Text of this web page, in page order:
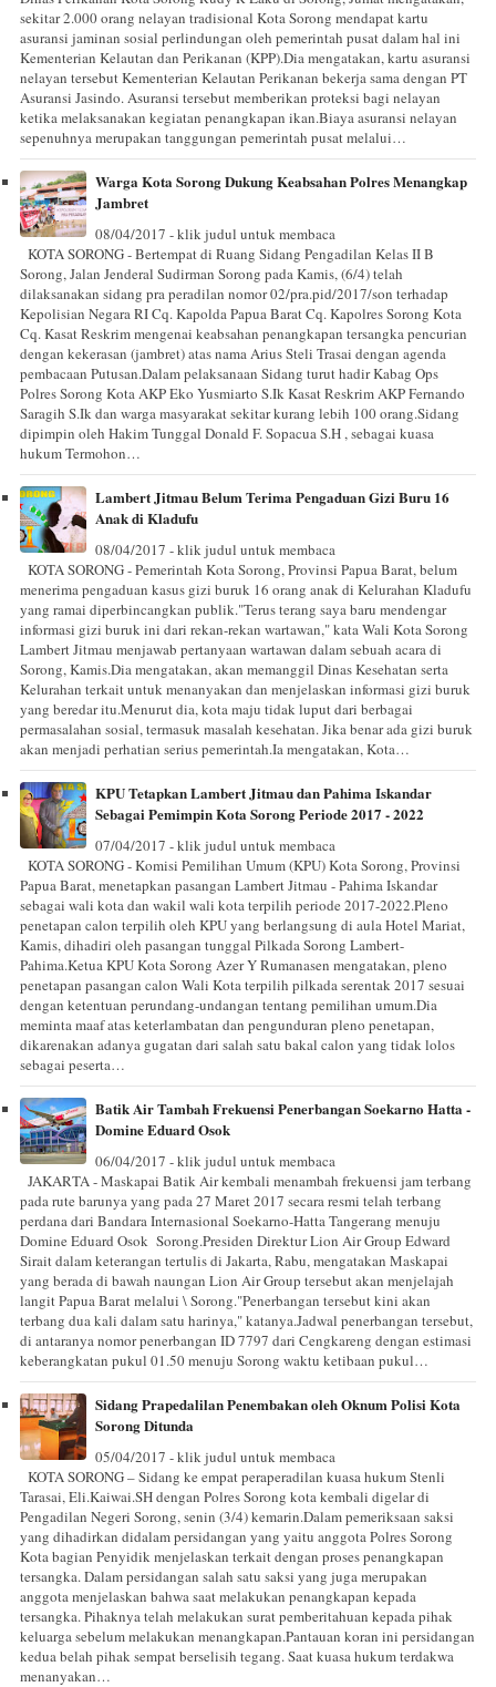
sekitar 2.000 orang nelayan tradisional Kota Sorong mendapat kartu
asuransi jaminan sosial perlindungan oleh pemerintah pusat dalam hal ini
Kementerian Kelautan dan Perikanan (KPP).Dia mengatakan, kartu asuransi
nelayan tersebut Kementerian Kelautan Perikanan bekerja sama dengan PT
Asuransi Jasindo. Asuransi tersebut memberikan proteksi bagi nelayan
ketika melaksanakan kegiatan penangkapan ikan.Biaya asuransi nelayan
sepenuhnya merupakan tanggungan pemerintah pusat melalui…
Warga Kota Sorong Dukung Keabsahan Polres Menangkap
Jambret
08/04/2017 - klik judul untuk membaca
KOTA SORONG - Bertempat di Ruang Sidang Pengadilan Kelas II B
Sorong, Jalan Jenderal Sudirman Sorong pada Kamis, (6/4) telah
dilaksanakan sidang pra peradilan nomor 02/pra.pid/2017/son terhadap
Kepolisian Negara RI Cq. Kapolda Papua Barat Cq. Kapolres Sorong Kota
Cq. Kasat Reskrim mengenai keabsahan penangkapan tersangka pencurian
dengan kekerasan (jambret) atas nama Arius Steli Trasai dengan agenda
pembacaan Putusan.Dalam pelaksanaan Sidang turut hadir Kabag Ops
Polres Sorong Kota AKP Eko Yusmiarto S.Ik Kasat Reskrim AKP Fernando
Saragih S.Ik dan warga masyarakat sekitar kurang lebih 100 orang.Sidang
dipimpin oleh Hakim Tunggal Donald F. Sopacua S.H , sebagai kuasa
hukum Termohon…
Lambert Jitmau Belum Terima Pengaduan Gizi Buru 16
Anak di Kladufu
08/04/2017 - klik judul untuk membaca
KOTA SORONG - Pemerintah Kota Sorong, Provinsi Papua Barat, belum
menerima pengaduan kasus gizi buruk 16 orang anak di Kelurahan Kladufu
yang ramai diperbincangkan publik."Terus terang saya baru mendengar
informasi gizi buruk ini dari rekan-rekan wartawan," kata Wali Kota Sorong
Lambert Jitmau menjawab pertanyaan wartawan dalam sebuah acara di
Sorong, Kamis.Dia mengatakan, akan memanggil Dinas Kesehatan serta
Kelurahan terkait untuk menanyakan dan menjelaskan informasi gizi buruk
yang beredar itu.Menurut dia, kota maju tidak luput dari berbagai
permasalahan sosial, termasuk masalah kesehatan. Jika benar ada gizi buruk
akan menjadi perhatian serius pemerintah.Ia mengatakan, Kota…
KPU Tetapkan Lambert Jitmau dan Pahima Iskandar
Sebagai Pemimpin Kota Sorong Periode 2017 - 2022
07/04/2017 - klik judul untuk membaca
KOTA SORONG - Komisi Pemilihan Umum (KPU) Kota Sorong, Provinsi
Papua Barat, menetapkan pasangan Lambert Jitmau - Pahima Iskandar
sebagai wali kota dan wakil wali kota terpilih periode 2017-2022.Pleno
penetapan calon terpilih oleh KPU yang berlangsung di aula Hotel Mariat,
Kamis, dihadiri oleh pasangan tunggal Pilkada Sorong Lambert-
Pahima.Ketua KPU Kota Sorong Azer Y Rumanasen mengatakan, pleno
penetapan pasangan calon Wali Kota terpilih pilkada serentak 2017 sesuai
dengan ketentuan perundang-undangan tentang pemilihan umum.Dia
meminta maaf atas keterlambatan dan pengunduran pleno penetapan,
dikarenakan adanya gugatan dari salah satu bakal calon yang tidak lolos
sebagai peserta…
Batik Air Tambah Frekuensi Penerbangan Soekarno Hatta -
Domine Eduard Osok
06/04/2017 - klik judul untuk membaca
JAKARTA - Maskapai Batik Air kembali menambah frekuensi jam terbang
pada rute barunya yang pada 27 Maret 2017 secara resmi telah terbang
perdana dari Bandara Internasional Soekarno-Hatta Tangerang menuju
Domine Eduard Osok Sorong.Presiden Direktur Lion Air Group Edward
Sirait dalam keterangan tertulis di Jakarta, Rabu, mengatakan Maskapai
yang berada di bawah naungan Lion Air Group tersebut akan menjelajah
langit Papua Barat melalui \ Sorong."Penerbangan tersebut kini akan
terbang dua kali dalam satu harinya," katanya.Jadwal penerbangan tersebut,
di antaranya nomor penerbangan ID 7797 dari Cengkareng dengan estimasi
keberangkatan pukul 01.50 menuju Sorong waktu ketibaan pukul…
Sidang Prapedalilan Penembakan oleh Oknum Polisi Kota
Sorong Ditunda
05/04/2017 - klik judul untuk membaca
KOTA SORONG – Sidang ke empat peraperadilan kuasa hukum Stenli
Tarasai, Eli.Kaiwai.SH dengan Polres Sorong kota kembali digelar di
Pengadilan Negeri Sorong, senin (3/4) kemarin.Dalam pemeriksaan saksi
yang dihadirkan didalam persidangan yang yaitu anggota Polres Sorong
Kota bagian Penyidik menjelaskan terkait dengan proses penangkapan
tersangka. Dalam persidangan salah satu saksi yang juga merupakan
anggota menjelaskan bahwa saat melakukan penangkapan kepada
tersangka. Pihaknya telah melakukan surat pemberitahuan kepada pihak
keluarga sebelum melakukan menangkapan.Pantauan koran ini persidangan
kedua belah pihak sempat berselisih tegang. Saat kuasa hukum terdakwa
menanyakan…